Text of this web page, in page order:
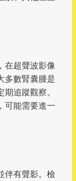
在超聲波影像
多數腎囊腫是
追蹤觀察。
可能需要進一
伴有聲影。檢